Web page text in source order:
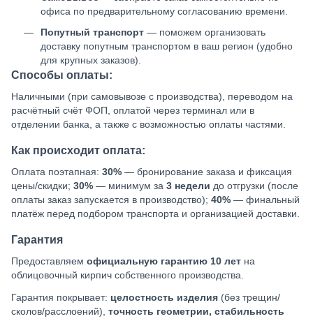
офиса по предварительному согласованию времени.
Попутный транспорт — поможем организовать
доставку попутным транспортом в ваш регион (удобно
для крупных заказов).
Способы оплаты:
Наличными (при самовывозе с производства), переводом на
расчётный счёт ФОП, оплатой через терминал или в
отделении банка, а также с возможностью оплаты частями.
Как происходит оплата:
Оплата поэтапная: 30% — бронирование заказа и фиксация
цены/скидки; 30% — минимум за 3 недели до отгрузки (после
оплаты заказ запускается в производство); 40% — финальный
платёж перед подбором транспорта и организацией доставки.
Гарантия
Предоставляем официальную гарантию 10 лет на
облицовочный кирпич собственного производства.
Гарантия покрывает: целостность изделия (без трещин/
сколов/расслоений), точность геометрии, стабильность